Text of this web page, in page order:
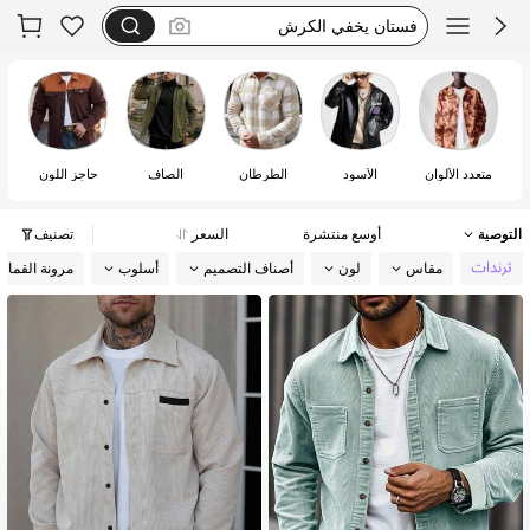
فستان اكمام طويله
dazy
متعدد الألوان الأسود الطرطان الصاف حاجز اللون
التوصية أوسع منتشرة السعر تصنيف
مقاس لون أصناف التصميم أسلوب مرونة